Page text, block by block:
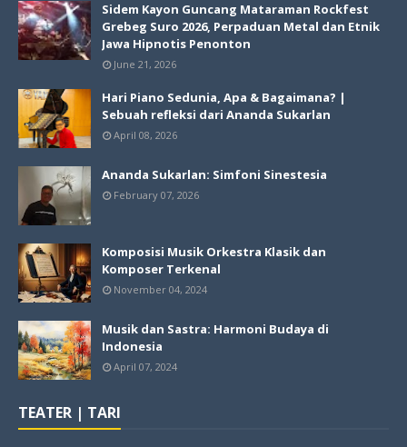
Sidem Kayon Guncang Mataraman Rockfest
Grebeg Suro 2026, Perpaduan Metal dan Etnik
Jawa Hipnotis Penonton
June 21, 2026
Hari Piano Sedunia, Apa & Bagaimana? |
Sebuah refleksi dari Ananda Sukarlan
April 08, 2026
Ananda Sukarlan: Simfoni Sinestesia
February 07, 2026
Komposisi Musik Orkestra Klasik dan
Komposer Terkenal
November 04, 2024
Musik dan Sastra: Harmoni Budaya di
Indonesia
April 07, 2024
TEATER | TARI